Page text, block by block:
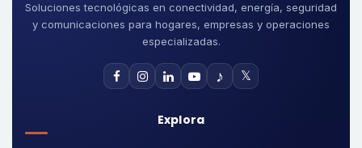
Soluciones tecnológicas en conectividad, energía, seguridad
y comunicaciones para hogares, empresas y operaciones
especializadas.
♪ 𝕏
Explora